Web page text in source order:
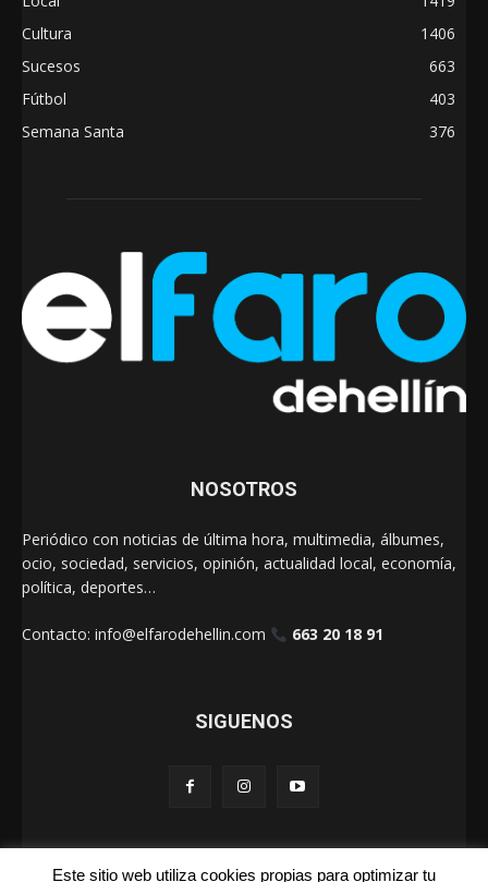
Cultura
1406
Sucesos
663
Fútbol
403
Semana Santa
376
NOSOTROS
Periódico con noticias de última hora, multimedia, álbumes,
ocio, sociedad, servicios, opinión, actualidad local, economía,
política, deportes…
Contacto: info@elfarodehellin.com 663 20 18 91
SIGUENOS
Este sitio web utiliza cookies propias para optimizar tu